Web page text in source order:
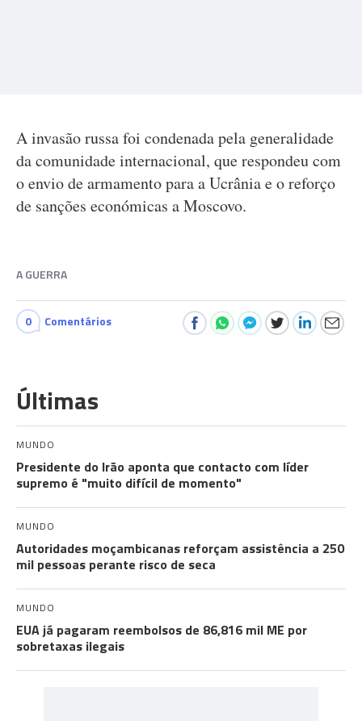
A invasão russa foi condenada pela generalidade
da comunidade internacional, que respondeu com
o envio de armamento para a Ucrânia e o reforço
de sanções económicas a Moscovo.
A GUERRA
0 Comentários
Últimas
MUNDO
Presidente do Irão aponta que contacto com líder
supremo é "muito difícil de momento"
MUNDO
Autoridades moçambicanas reforçam assistência a 250
mil pessoas perante risco de seca
MUNDO
EUA já pagaram reembolsos de 86,816 mil ME por
sobretaxas ilegais